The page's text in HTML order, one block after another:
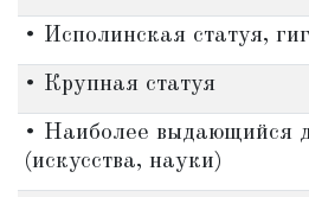
• Исполинская статуя,
• Крупная статуя
• Наиболее выдающийся
(искусства, науки)